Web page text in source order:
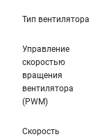
Тип вентилятора
Управление
скоростью
вращения
вентилятора
(PWM)
Скорость